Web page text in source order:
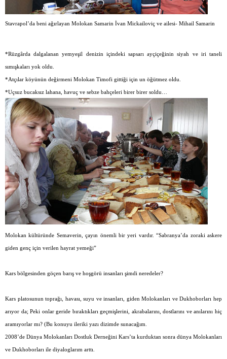
Stavrapol’da beni ağırlayan Molokan Samarin İvan Mickailoviç ve ailesi- Mihail Samarin
*Rüzgârda dalgalanan yemyeşil denizin içindeki sapsarı ayçiçeğinin siyah ve iri taneli
sımışkaları yok oldu.
*Atçılar köyünün değirmeni Molokan Timofi gittiği için un öğütmez oldu.
*Uçsuz bucaksız lahana, havuç ve sebze bahçeleri birer birer soldu…
Molokan kültüründe Semaverin, çayın önemli bir yeri vardır. “Sabranya’da zoraki askere
giden genç için verilen hayrat yemeği”
Kars bölgesinden göçen barış ve hoşgörü insanları şimdi neredeler?
Kars platosunun toprağı, havası, suyu ve insanları, giden Molokanları ve Dukhoborları hep
arıyor da; Peki onlar geride bıraktıkları geçmişlerini, akrabalarını, dostlarını ve anılarını hiç
aramıyorlar mı? (Bu konuyu ileriki yazı dizimde sunacağım.
2008’de Dünya Molokanları Dostluk Derneğini Kars’ta kurduktan sonra dünya Molokanları
ve Dukhoborları ile diyaloglarım arttı.